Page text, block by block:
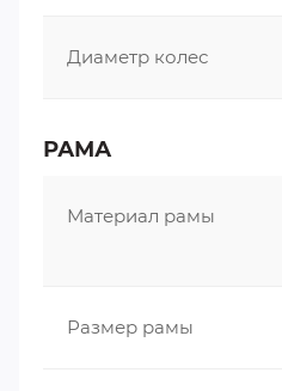
Диаметр колес
РАМА
Материал рамы
Размер рамы